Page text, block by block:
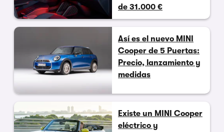
de 31.000 €
Así es el nuevo MINI
Cooper de 5 Puertas:
Precio, lanzamiento y
medidas
Existe un MINI Cooper
eléctrico y